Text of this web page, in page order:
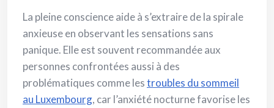
La pleine conscience aide à s’extraire de la spirale
anxieuse en observant les sensations sans
panique. Elle est souvent recommandée aux
personnes confrontées aussi à des
problématiques comme lestroubles du sommeil
au Luxembourg, car l’anxiété nocturne favorise les